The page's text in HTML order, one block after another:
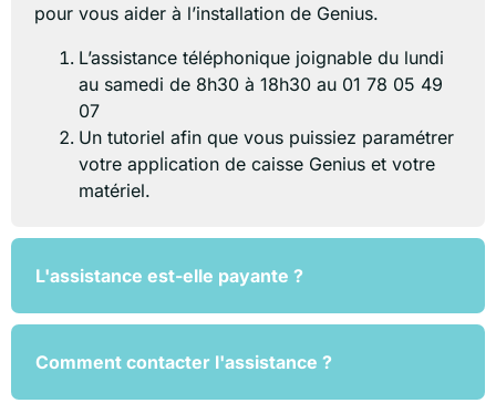
pour vous aider à l’installation de Genius.
L’assistance téléphonique joignable du lundi
au samedi de 8h30 à 18h30 au 01 78 05 49
07
Un tutoriel afin que vous puissiez paramétrer
votre application de caisse Genius et votre
matériel.
L'assistance est-elle payante ?
Comment contacter l'assistance ?